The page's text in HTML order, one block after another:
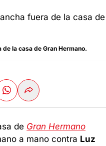
la casa de Gran Hermano.
de Gran Hermano
a mano contra Luz